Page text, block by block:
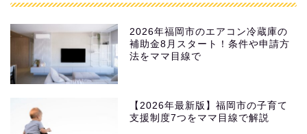
2026年福岡市のエアコン冷蔵庫の
補助金8月スタート！条件や申請方
法をママ目線で
【2026年最新版】福岡市の子育て
支援制度7つをママ目線で解説